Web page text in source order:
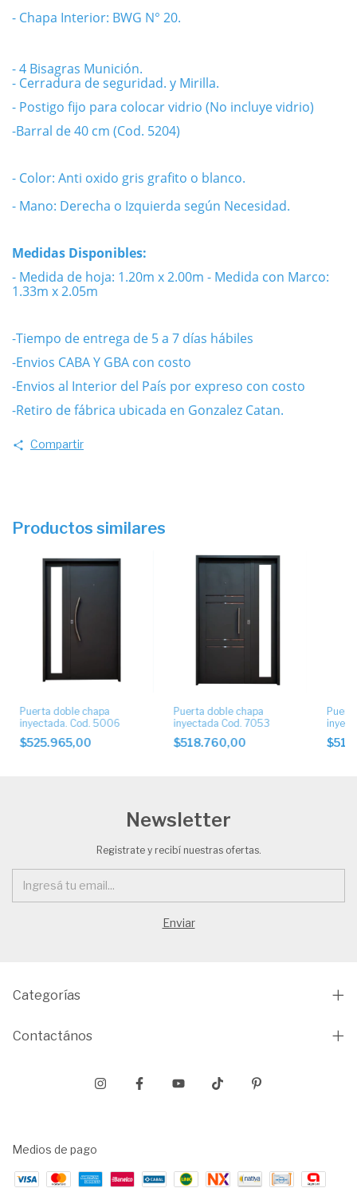
- Chapa Interior: BWG N° 20.
- 4 Bisagras Munición.
- Cerradura de seguridad. y Mirilla.
- Postigo fijo para colocar vidrio (No incluye vidrio)
-Barral de 40 cm (Cod. 5204)
- Color: Anti oxido gris grafito o blanco.
- Mano: Derecha o Izquierda según Necesidad.
Medidas Disponibles:
- Medida de hoja: 1.20m x 2.00m - Medida con Marco:
1.33m x 2.05m
-Tiempo de entrega de 5 a 7 días hábiles
-Envios CABA Y GBA con costo
-Envios al Interior del País por expreso con costo
-Retiro de fábrica ubicada en Gonzalez Catan.
Compartir
Productos similares
Puerta doble chapa
inyectada. Cod. 5006
$525.965,00
Puerta doble chapa
inyectada Cod. 7053
$518.760,00
Newsletter
Registrate y recibí nuestras ofertas.
Categorías
Contactános
Medios de pago